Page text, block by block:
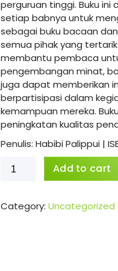
perguruan tinggi. Buku
setiap babnya untuk
sebagai buku bacaan
semua pihak yang
membantu pembaca
pengembangan minat,
juga dapat memberikan
berpartisipasi dalam
kemampuan mereka.
peningkatan kualitas
Penulis: Habibi Palippui |
Kokurikuler
dan
Talenta
Mahasiswa
Add to cart
Category: Uncategorized